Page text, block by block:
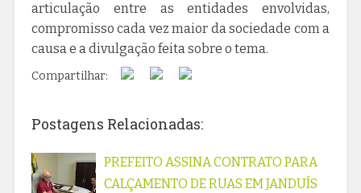
articulação entre as entidades envolvidas,
compromisso cada vez maior da sociedade com a
causa e a divulgação feita sobre o tema.
Compartilhar:
Postagens Relacionadas:
PREFEITO ASSINA CONTRATO PARA
CALÇAMENTO DE RUAS EM JANDUÍS